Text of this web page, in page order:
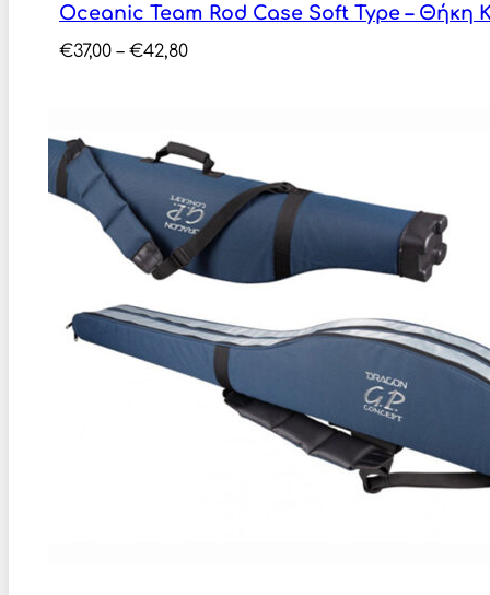
Oceanic Team Rod Case Soft Type –
€37,00 – €42,80Price